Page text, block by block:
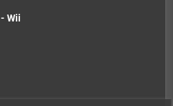
Wii